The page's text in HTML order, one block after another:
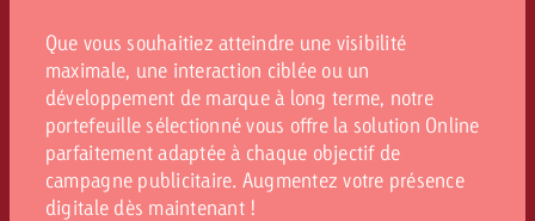
Que vous souhaitiez atteindre une visibilité
maximale, une interaction ciblée ou un
développement de marque à long terme, notre
portefeuille sélectionné vous offre la solution Online
parfaitement adaptée à chaque objectif de
campagne publicitaire. Augmentez votre présence
digitale dès maintenant !